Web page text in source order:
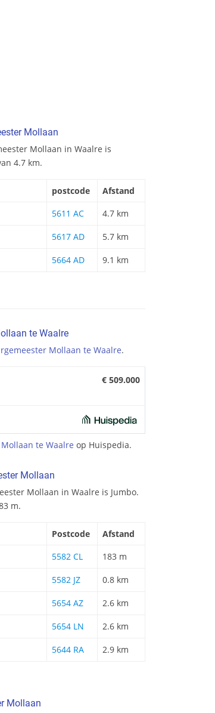
Mollaan
Mollaan in Waalre is
4.7 km.
postcode
Afstand
5611 AC 4.7 km
5617 AD 5.7 km
5664 AD 9.1 km
te Waalre
Mollaan te Waalre.
€ 509.000
te Waalre op Huispedia.
Mollaan
Mollaan in Waalre is Jumbo.
m.
Postcode
Afstand
5582 CL 183 m
5582 JZ 0.8 km
5654 AZ 2.6 km
5654 LN 2.6 km
5644 RA 2.9 km
Mollaan